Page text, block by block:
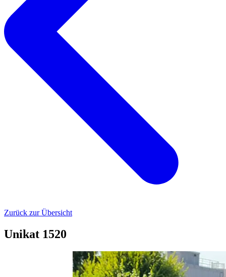
Zurück zur Übersicht
Unikat 1520